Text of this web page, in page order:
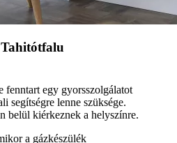
fenntart egy gyorsszolgálatot
segítségre lenne szüksége.
belül kiérkeznek a helyszínre.
a gázkészülék